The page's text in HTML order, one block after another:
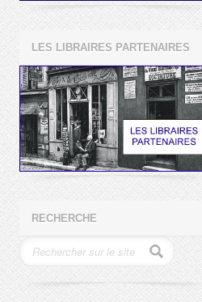
LES LIBRAIRES PARTENAIRES
RECHERCHE